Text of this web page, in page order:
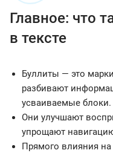
Главное: что
в тексте
Буллиты — это
разбивают
усваиваемые блоки.
Они улучшают
упрощают
Прямого влияния на